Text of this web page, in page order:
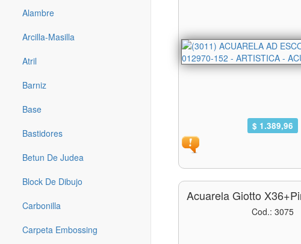
Alambre
Arcilla-Masilla
Atril
Barniz
Base
Bastidores
Betun De Judea
Block De Dibujo
Carbonilla
Carpeta Embossing
$ 1.389,96
Acuarela Giotto
Cod.: 3075